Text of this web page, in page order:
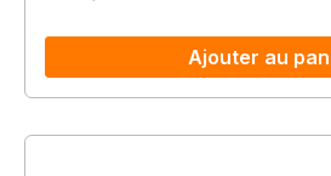
Ajouter au